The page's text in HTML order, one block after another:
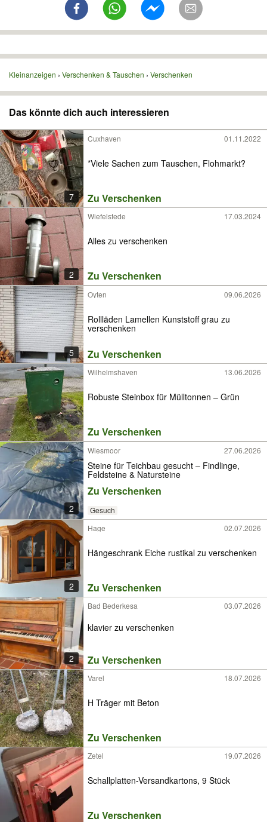
Kleinanzeigen Verschenken & Tauschen Verschenken
Das könnte dich auch interessieren
7
Cuxhaven 01.11.2022
*Viele Sachen zum Tauschen, Flohmarkt?
Zu Verschenken
2
Wiefelstede 17.03.2024
Alles zu verschenken
Zu Verschenken
5
Oyten 09.06.2026
Rollläden Lamellen Kunststoff grau zu
verschenken
Zu Verschenken
Wilhelmshaven 13.06.2026
Robuste Steinbox für Mülltonnen – Grün
Zu Verschenken
2
Wiesmoor 27.06.2026
Steine für Teichbau gesucht – Findlinge,
Feldsteine & Natursteine
Zu Verschenken
Gesuch
2
Hage 02.07.2026
Hängeschrank Eiche rustikal zu verschenken
Zu Verschenken
2
Bad Bederkesa 03.07.2026
klavier zu verschenken
Zu Verschenken
Varel 18.07.2026
H Träger mit Beton
Zu Verschenken
Zetel 19.07.2026
Schallplatten-Versandkartons, 9 Stück
Zu Verschenken